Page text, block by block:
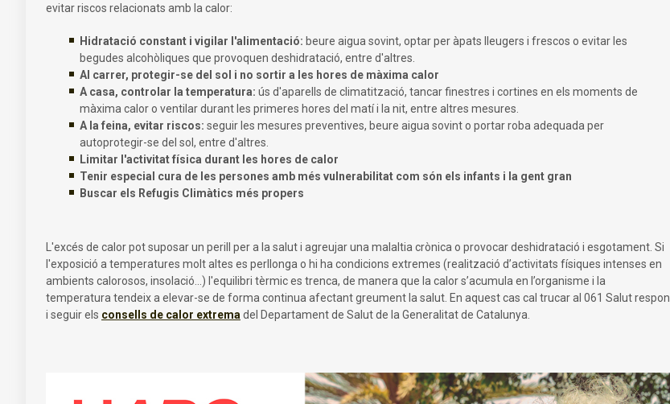
evitar riscos relacionats amb la calor:
Hidratació constant i vigilar l'alimentació: beure aigua sovint, optar per àpats lleugers i frescos o evitar les
begudes alcohòliques que provoquen deshidratació, entre d'altres.
Al carrer, protegir-se del sol i no sortir a les hores de màxima calor
A casa, controlar la temperatura: ús d'aparells de climatització, tancar finestres i cortines en els moments de
màxima calor o ventilar durant les primeres hores del matí i la nit, entre altres mesures.
A la feina, evitar riscos: seguir les mesures preventives, beure aigua sovint o portar roba adequada per
autoprotegir-se del sol, entre d'altres.
Limitar l'activitat física durant les hores de calor
Tenir especial cura de les persones amb més vulnerabilitat com són els infants i la gent gran
Buscar els Refugis Climàtics més propers
L'excés de calor pot suposar un perill per a la salut i agreujar una malaltia crònica o provocar deshidratació i esgotament. Si
l'exposició a temperatures molt altes es perllonga o hi ha condicions extremes (realització d’activitats físiques intenses en
ambients calorosos, insolació...) l'equilibri tèrmic es trenca, de manera que la calor s’acumula en l’organisme i la
temperatura tendeix a elevar-se de forma continua afectant greument la salut. En aquest cas cal trucar al 061 Salut respon
i seguir els consells de calor extrema del Departament de Salut de la Generalitat de Catalunya.